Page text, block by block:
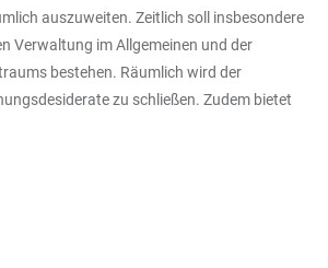
auszuweiten. Zeitlich soll insbesondere
Verwaltung im Allgemeinen und der
bestehen. Räumlich wird der
zu schließen. Zudem bietet